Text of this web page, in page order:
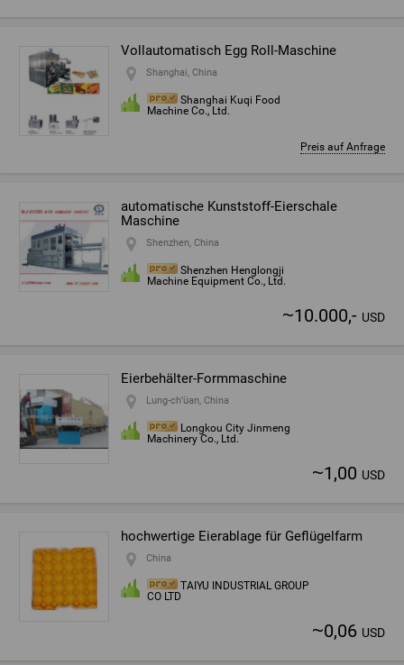
Vollautomatisch Egg Roll-Maschine
Shanghai, China
Shanghai Kuqi Food
Machine Co., Ltd.
Preis auf Anfrage
automatische Kunststoff-Eierschale
Maschine
Shenzhen, China
Shenzhen Henglongji
Machine Equipment Co., Ltd.
~10.000,- USD
Eierbehälter-Formmaschine
Lung-ch’üan, China
Longkou City Jinmeng
Machinery Co., Ltd.
~1,00 USD
hochwertige Eierablage für Geflügelfarm
China
TAIYU INDUSTRIAL GROUP
CO LTD
~0,06 USD